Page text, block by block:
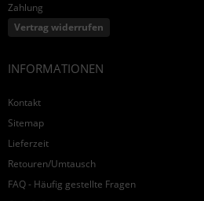
Zahlung
Vertrag widerrufen
INFORMATIONEN
Kontakt
Sitemap
Lieferzeit
Retouren/Umtausch
FAQ - Häufig gestellte Fragen